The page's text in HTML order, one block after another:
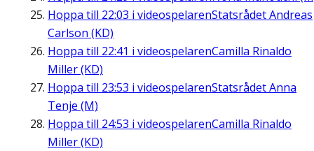
Hoppa till 22:03 i videospelarenStatsrådet Andreas
Carlson (KD)
Hoppa till 22:41 i videospelarenCamilla Rinaldo
Miller (KD)
Hoppa till 23:53 i videospelarenStatsrådet Anna
Tenje (M)
Hoppa till 24:53 i videospelarenCamilla Rinaldo
Miller (KD)